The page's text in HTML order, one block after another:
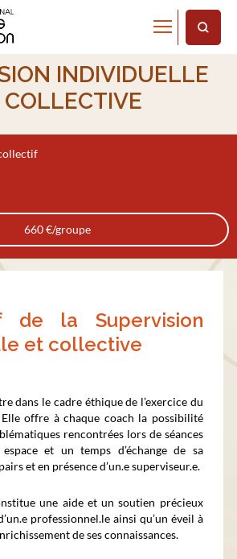
individuelle et collective
INDIVIDUELLE
COLLECTIVE
660 €/groupe
de la Supervision
et collective
dans le cadre éthique de l’exercice du
offre à chaque coach la possibilité
rencontrées lors de séances
et un temps d’échange de sa
et en présence d’un.e superviseur.e.
une aide et un soutien précieux
professionnel.le ainsi qu’un éveil à
de ses connaissances.